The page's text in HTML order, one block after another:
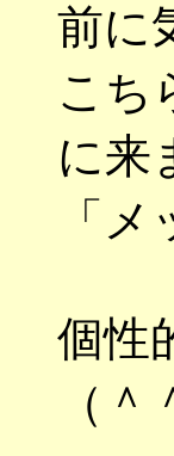
前に
こち
に来
「
個性
（＾